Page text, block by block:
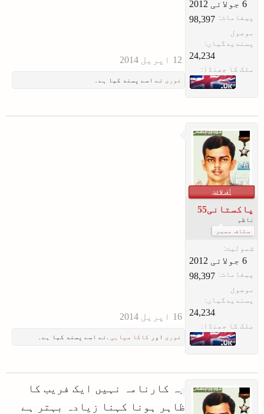
پیغامات: 98,397
موصول
پسندیدگیاں:
24,234
ملک کا جھنڈا:
غوری نے اسے پسند کیا ہے۔
آف لائن
پاکستانی55
ناظم
سٹاف ممبر
شمولیت:
پیغامات: 98,397
موصول
پسندیدگیاں:
24,234
ملک کا جھنڈا:
غوری اور کاکا سپاہی .نے اسے پسند کیا ہے۔
یہ کارنامہ نہیں ایک فریب کا
ظاہر ہونا کہنا زیادہ بہتر ہے